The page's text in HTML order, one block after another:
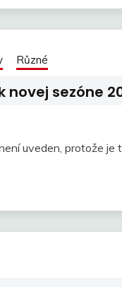
Různé
novej sezóne
uveden, protože je